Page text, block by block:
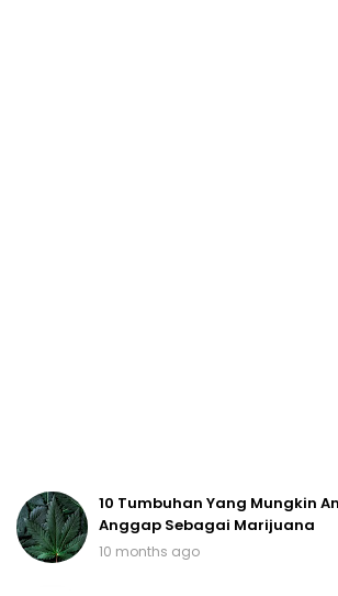
10 Tumbuhan Yang Mungkin
Anggap Sebagai Marijuana
10 months ago